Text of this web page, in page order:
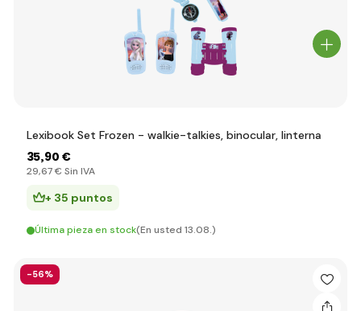
Lexibook Set Frozen - walkie-talkies, binocular, linterna
35,90 €
29,67 € Sin IVA
+ 35 puntos
Última pieza en stock(En usted 13.08.)
-56%